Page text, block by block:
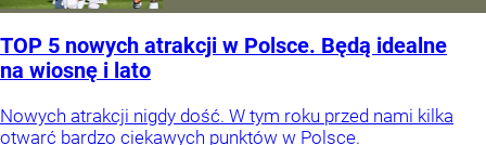
TOP 5 nowych atrakcji w Polsce. Będą idealne
na wiosnę i lato
Nowych atrakcji nigdy dość. W tym roku przed nami kilka
otwarć bardzo ciekawych punktów w Polsce.